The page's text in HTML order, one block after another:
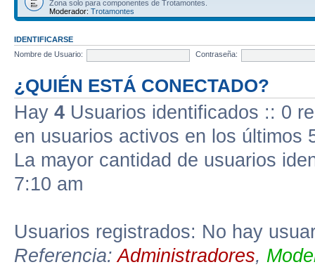
Zona solo para componentes de Trotamontes.
Moderador: Trotamontes
IDENTIFICARSE
Nombre de Usuario:
Contraseña:
¿QUIÉN ESTÁ CONECTADO?
Hay 4 Usuarios identificados :: 0
en usuarios activos en los últimos
La mayor cantidad de usuarios
7:10 am
Usuarios registrados: No hay
Referencia:Administradores,